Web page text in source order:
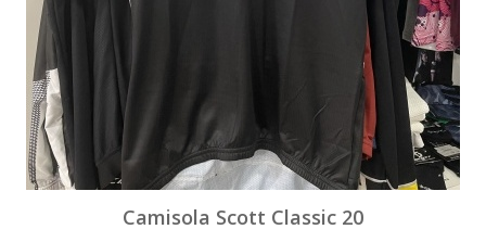
Camisola Scott Classic 20